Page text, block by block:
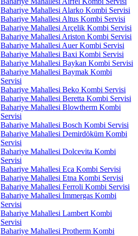
Bahariye Mahallesi Alarko Kombi Servisi
Bahariye Mahallesi Altus Kombi Servisi
Bahariye Mahallesi Arçelik Kombi Servisi
Bahariye Mahallesi Ariston Kombi Servisi
Bahariye Mahallesi Auer Kombi Servisi
Bahariye Mahallesi Baxi Kombi Servisi
Bahariye Mahallesi Baykan Kombi Servisi
Bahariye Mahallesi Baymak Kombi
Servisi
Bahariye Mahallesi Beko Kombi Servisi
Bahariye Mahallesi Beretta Kombi Servisi
Bahariye Mahallesi Blowtherm Kombi
Servisi
Bahariye Mahallesi Bosch Kombi Servisi
Bahariye Mahallesi Demirdöküm Kombi
Servisi
Bahariye Mahallesi Dolcevita Kombi
Servisi
Bahariye Mahallesi Eca Kombi Servisi
Bahariye Mahallesi Etna Kombi Servisi
Bahariye Mahallesi Ferroli Kombi Servisi
Bahariye Mahallesi İmmergas Kombi
Servisi
Bahariye Mahallesi Lambert Kombi
Servisi
Bahariye Mahallesi Protherm Kombi